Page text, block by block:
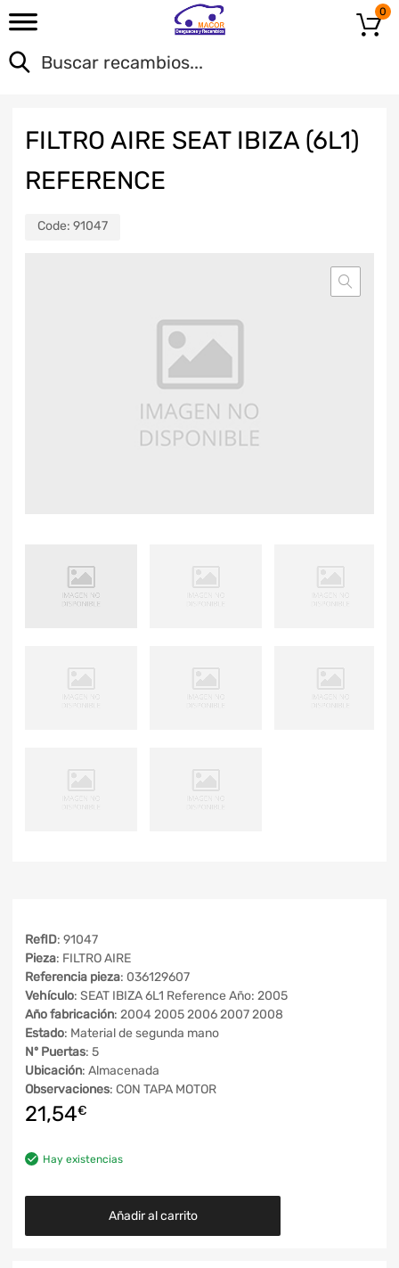
0
FILTRO AIRE SEAT IBIZA (6L1)
REFERENCE
Code: 91047
RefID: 91047
Pieza: FILTRO AIRE
Referencia pieza: 036129607
Vehículo: SEAT IBIZA 6L1 Reference Año: 2005
Año fabricación: 2004 2005 2006 2007 2008
Estado: Material de segunda mano
Nº Puertas: 5
Ubicación: Almacenada
Observaciones: CON TAPA MOTOR
21,54€
Hay existencias
Añadir al carrito